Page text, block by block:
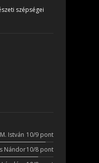
szépségei
István 10/9 pont
Nándor10/8 pont